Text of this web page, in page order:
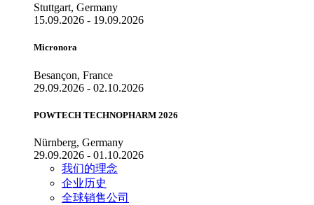
Stuttgart, Germany
15.09.2026 - 19.09.2026
Micronora
Besançon, France
29.09.2026 - 02.10.2026
POWTECH TECHNOPHARM 2026
Nürnberg, Germany
29.09.2026 - 01.10.2026
我们的理念
企业历史
全球销售公司